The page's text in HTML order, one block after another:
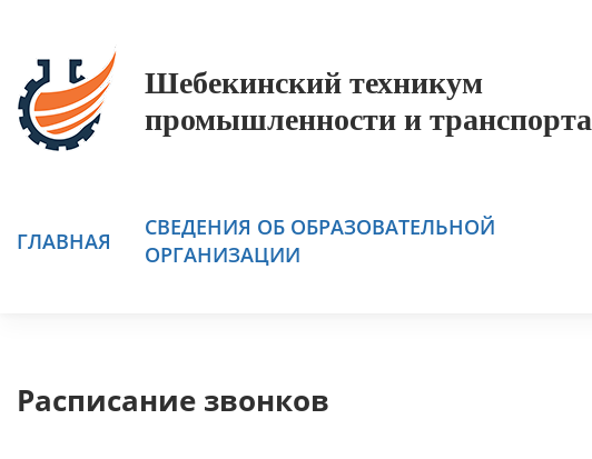
Шебекинский техникум
промышленности и транспорта
ГЛАВНАЯ
СВЕДЕНИЯ ОБ ОБРАЗОВАТЕЛЬНОЙ
ОРГАНИЗАЦИИ
Расписание звонков